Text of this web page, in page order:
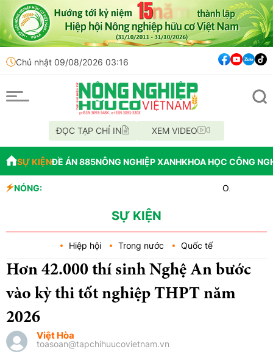
Chủ nhật 09/08/2026 03:16
ĐỌC TẠP CHÍ IN XEM VIDEO
SỰ KIỆNĐỀ ÁN 885NÔNG NGHIỆP XANHKHOA HỌC CÔNG
NÓNG:
OAU đưa nhà máy
SỰ KIỆN
Hiệp hội Trong nước Quốc tế
Hơn 42.000 thí sinh Nghệ An bước
vào kỳ thi tốt nghiệp THPT năm
2026
Việt Hòa
toasoan@tapchihuucovietnam.vn